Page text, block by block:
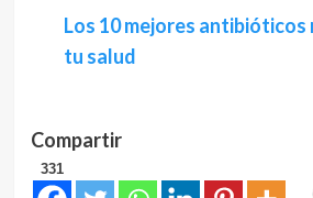
Los 10 mejores
tu salud
Compartir
331